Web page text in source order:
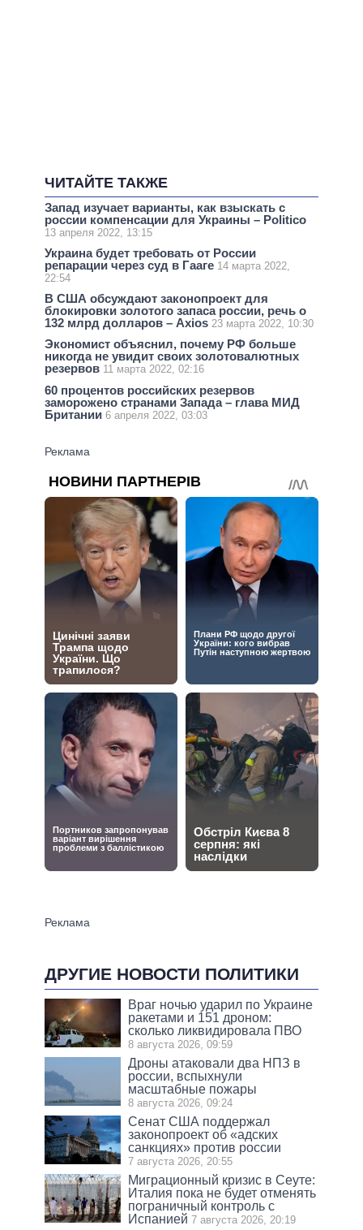
ЧИТАЙТЕ ТАКЖЕ
Запад изучает варианты, как взыскать с
россии компенсации для Украины – Politico
13 апреля 2022, 13:15
Украина будет требовать от России
репарации через суд в Гааге 14 марта 2022,
22:54
В США обсуждают законопроект для
блокировки золотого запаса россии, речь о
132 млрд долларов – Axios 23 марта 2022, 10:30
Экономист объяснил, почему РФ больше
никогда не увидит своих золотовалютных
резервов 11 марта 2022, 02:16
60 процентов российских резервов
заморожено странами Запада – глава МИД
Британии 6 апреля 2022, 03:03
ДРУГИЕ НОВОСТИ ПОЛИТИКИ
Враг ночью ударил по Украине
ракетами и 151 дроном:
сколько ликвидировала ПВО
8 августа 2026, 09:59
Дроны атаковали два НПЗ в
россии, вспыхнули
масштабные пожары
8 августа 2026, 09:24
Сенат США поддержал
законопроект об «адских
санкциях» против россии
7 августа 2026, 20:55
Миграционный кризис в Сеуте:
Италия пока не будет отменять
пограничный контроль с
Испанией 7 августа 2026, 20:19